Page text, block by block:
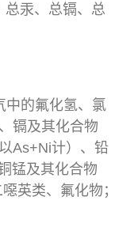
总汞、总镉、总
中的氟化氢、氯
镉及其化合物
As+Ni计）、铅
锰及其化合物
英类、氟化物；